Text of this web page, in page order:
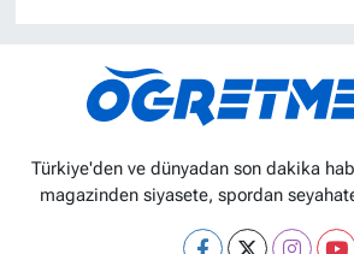
Türkiye'den ve dünyadan son dakika
magazinden siyasete, spordan